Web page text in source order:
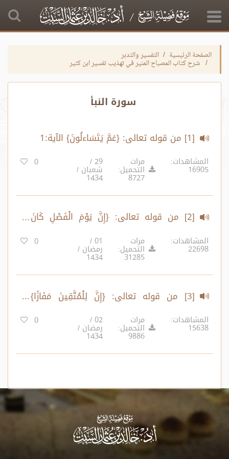
الصفحة الرئيسية التفسير والتدبر
شرح كتاب المصباح المنير في تهذيب تفسير ابن كثير
سورة النبأ
[1] من قوله تعالى: {عَمَّ يَتَسَاءلُونَ} الآية:1
المشاهدات:
16905
مرات
التحميل:
8727
29 /
شعبان /
1434
0
[2] من قوله تعالى: {إِنَّ يَوْمَ الْفَصْلِ كَانَ
مِيقَاتًا} الآية:17
المشاهدات:
22698
مرات
التحميل:
31285
01 /
رمضان /
1434
0
[3] من قوله تعالى: {إِنَّ لِلْمُتَّقِينَ مَفَازًا}
الآية:31 إلى آخر السورة
المشاهدات:
15638
مرات
التحميل:
9886
02 /
رمضان /
1434
0